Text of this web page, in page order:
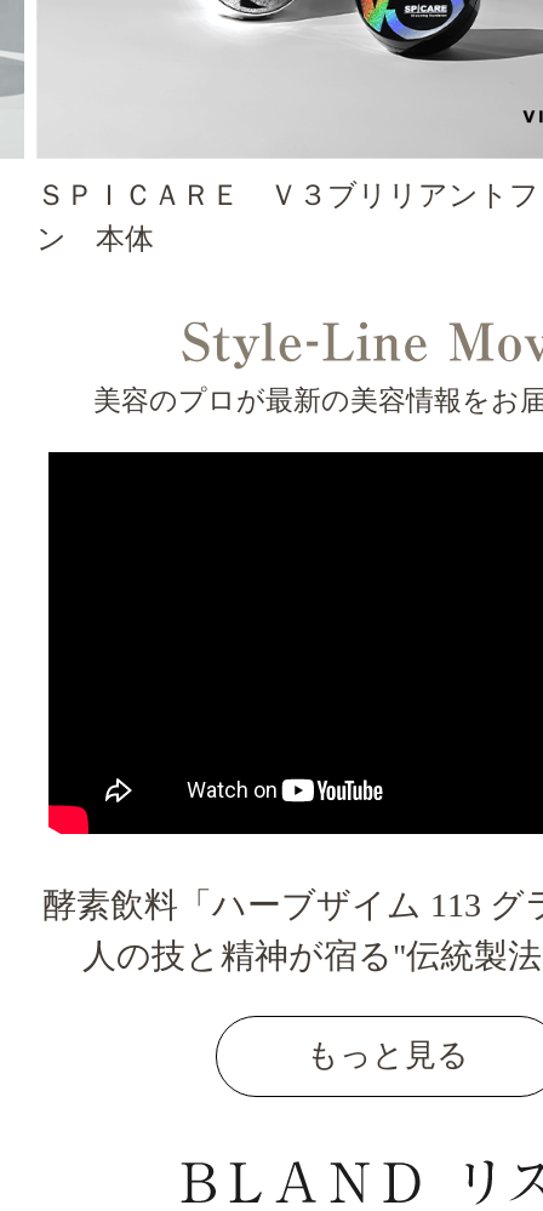
ＳＰＩＣＡＲＥ Ｖ３ブリリアント
ン 本体
美容のプロが最新の美容情報をお
酵素飲料「ハーブザイム 113 グ
人の技と精神が宿る"伝統製
もっと見る